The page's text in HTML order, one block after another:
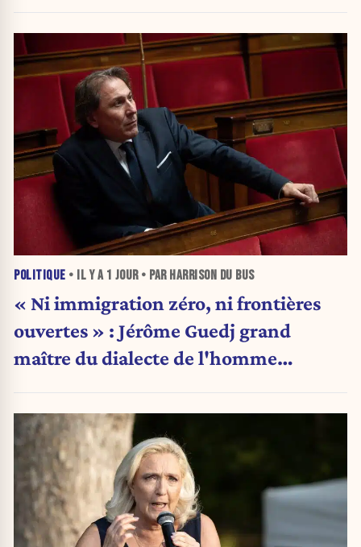
POLITIQUE • IL Y A 1 JOUR• PAR HARRISON DU BUS
« Ni immigration zéro, ni frontières
ouvertes » : Jérôme Guedj grand
maître du dialecte de l'homme